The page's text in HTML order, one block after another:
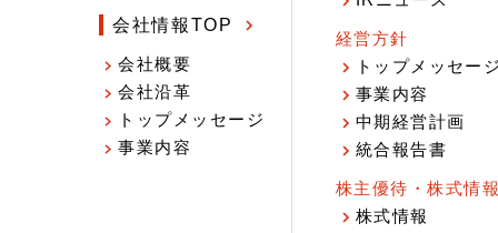
会社情報TOP
会社概要
会社沿革
トップメッセージ
事業内容
経営方針
トップメッセージ
事業内容
中期経営計画
統合報告書
株主優待・株式情報
株式情報